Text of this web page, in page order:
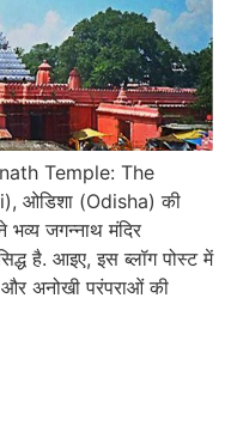
Temple: The
ओडिशा (Odisha) की
भव्य जगन्नाथ मंदिर
है. आइए, इस ब्लॉग पोस्ट में
और अनोखी परंपराओं की